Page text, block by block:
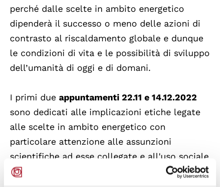
perché dalle scelte in ambito energetico
dipenderà il successo o meno delle azioni di
contrasto al riscaldamento globale e dunque
le condizioni di vita e le possibilità di sviluppo
dell’umanità di oggi e di domani.
I primi due appuntamenti 22.11 e 14.12.2022
sono dedicati alle implicazioni etiche legate
alle scelte in ambito energetico con
particolare attenzione alle assunzioni
scientifiche ad esse collegate e all'uso sociale
della scienza per contrastare la crisi